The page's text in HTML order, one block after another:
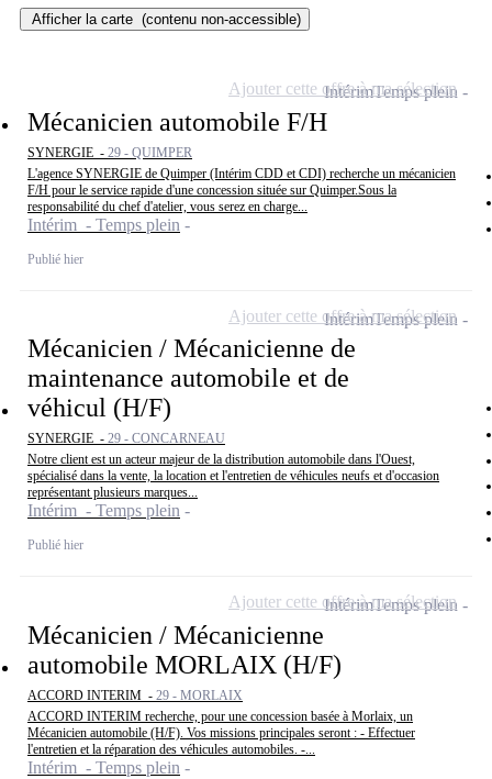
Afficher la carte (contenu non-accessible)
Mécanicien automobile F/H
SYNERGIE - 29 - QUIMPER
L'agence SYNERGIE de Quimper (Intérim CDD et CDI) recherche un mécanicien
F/H pour le service rapide d'une concession située sur Quimper.Sous la
responsabilité du chef d'atelier, vous serez en charge...
Intérim - Temps plein
Publié hier
IntérimTemps plein
Ajouter cette offre à ma sélection
Mécanicien / Mécanicienne de
maintenance automobile et de
véhicul (H/F)
SYNERGIE - 29 - CONCARNEAU
Notre client est un acteur majeur de la distribution automobile dans l'Ouest,
spécialisé dans la vente, la location et l'entretien de véhicules neufs et d'occasion
représentant plusieurs marques...
Intérim - Temps plein
Publié hier
IntérimTemps plein
Ajouter cette offre à ma sélection
Mécanicien / Mécanicienne
automobile MORLAIX (H/F)
ACCORD INTERIM - 29 - MORLAIX
ACCORD INTERIM recherche, pour une concession basée à Morlaix, un
Mécanicien automobile (H/F). Vos missions principales seront : - Effectuer
l'entretien et la réparation des véhicules automobiles. -...
Intérim - Temps plein
IntérimTemps plein
Ajouter cette offre à ma sélection